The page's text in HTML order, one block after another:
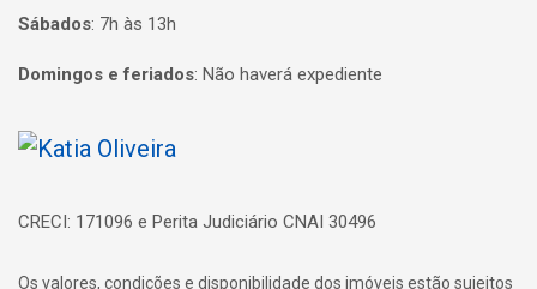
Sábados: 7h às 13h
Domingos e feriados: Não haverá expediente
Página inicial
CRECI: 171096 e Perita Judiciário CNAI 30496
Os valores, condições e disponibilidade dos imóveis estão sujeitos